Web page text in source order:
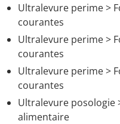
Ultralevure perime>
courantes
Ultralevure perime>
courantes
Ultralevure perime>
courantes
Ultralevure posologie
alimentaire